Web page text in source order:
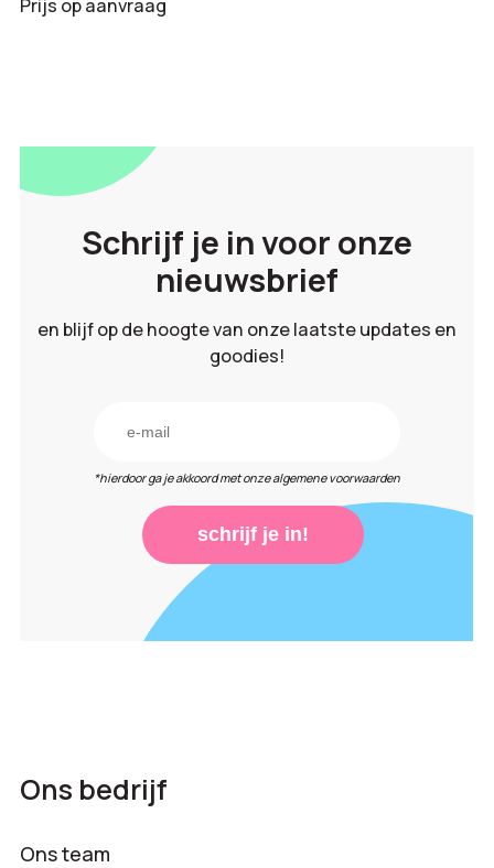
Prijs op aanvraag
Schrijf je in voor onze
nieuwsbrief
en blijf op de hoogte van onze laatste updates en
goodies!
*hierdoor ga je akkoord met onze algemene voorwaarden
schrijf je in!
Ons bedrijf
Ons team